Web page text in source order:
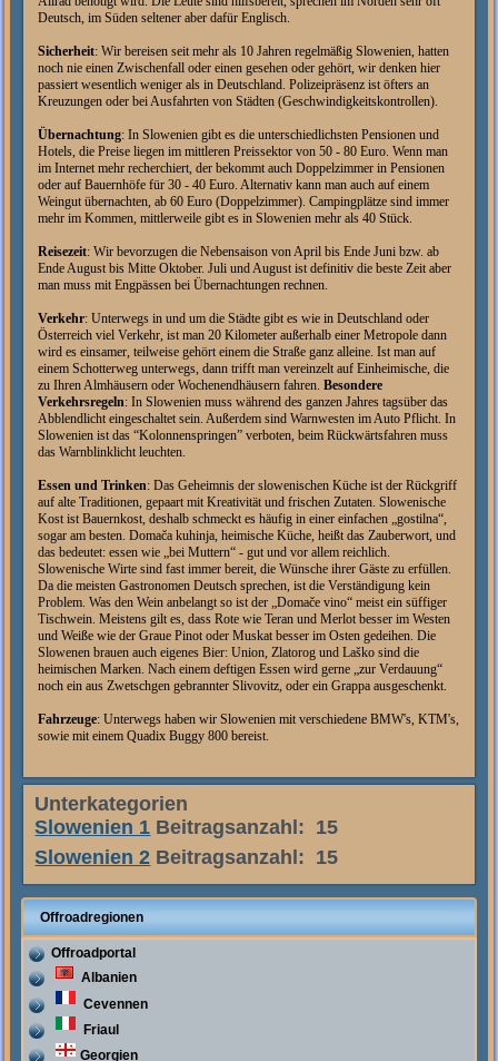
Deutsch, im Süden seltener aber dafür Englisch.
Sicherheit:Wir bereisen seit mehr als 10 Jahren regelmäßig Slowenien, hatten
noch nie einen Zwischenfall oder einen gesehen oder gehört, wir denken hier
passiert wesentlich weniger als in Deutschland. Polizeipräsenz ist öfters an
Kreuzungen oder bei Ausfahrten von Städten (Geschwindigkeitskontrollen).
Übernachtung:In Slowenien gibt es die unterschiedlichsten Pensionen und
Hotels, die Preise liegen im mittleren Preissektor von 50 - 80 Euro. Wenn man
im Internet mehr recherchiert, der bekommt auch Doppelzimmer in Pensionen
oder auf Bauernhöfe für 30 - 40 Euro. Alternativ kann man auch auf einem
Weingut übernachten, ab 60 Euro (Doppelzimmer). Campingplätze sind immer
mehr im Kommen, mittlerweile gibt es in Slowenien mehr als 40 Stück.
Reisezeit:Wir bevorzugen die Nebensaison von April bis Ende Juni bzw. ab
Ende August bis Mitte Oktober. Juli und August ist definitiv die beste Zeit aber
man muss mit Engpässen bei Übernachtungen rechnen.
Verkehr:Unterwegs in und um die Städte gibt es wie in Deutschland oder
Österreich viel Verkehr, ist man 20 Kilometer außerhalb einer Metropole dann
wird es einsamer, teilweise gehört einem die Straße ganz alleine. Ist man auf
einem Schotterweg unterwegs, dann trifft man vereinzelt auf Einheimische, die
zu Ihren Almhäusern oder Wochenendhäusern fahren.Besondere
Verkehrsregeln: In Slowenien muss während des ganzen Jahres tagsüber das
Abblendlicht eingeschaltet sein. Außerdem sind Warnwesten im Auto Pflicht. In
Slowenien ist das “Kolonnenspringen” verboten, beim Rückwärtsfahren muss
das Warnblinklicht leuchten.
Essen und Trinken:Das Geheimnis der slowenischen Küche ist der Rückgriff
auf alte Traditionen, gepaart mit Kreativität und frischen Zutaten. Slowenische
Kost ist Bauernkost, deshalb schmeckt es häufig in einer einfachen „gostilna“,
sogar am besten. Domača kuhinja, heimische Küche, heißt das Zauberwort, und
das bedeutet: essen wie „bei Muttern“ - gut und vor allem reichlich.
Slowenische Wirte sind fast immer bereit, die Wünsche ihrer Gäste zu erfüllen.
Da die meisten Gastronomen Deutsch sprechen, ist die Verständigung kein
Problem.Was den Wein anbelangt so ist der „Domače vino“ meist ein süffiger
Tischwein. Meistens gilt es, dass Rote wie Teran und Merlot besser im Westen
und Weiße wie der Graue Pinot oder Muskat besser im Osten gedeihen. Die
Slowenen brauen auch eigenes Bier: Union, Zlatorog und Laško sind die
heimischen Marken. Nach einem deftigen Essen wird gerne „zur Verdauung“
noch ein aus Zwetschgen gebrannter Slivovitz, oder ein Grappa ausgeschenkt.
Fahrzeuge:Unterwegs haben wir Slowenien mit verschiedene BMW's, KTM's,
sowie mit einem Quadix Buggy 800 bereist.
Unterkategorien
Slowenien 1 Beitragsanzahl: 15
Slowenien 2 Beitragsanzahl: 15
Offroadregionen
Offroadportal
Albanien
Cevennen
Friaul
Georgien